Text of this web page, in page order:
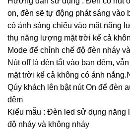
on, đèn sẽ tự động phát sáng vào
có ánh sáng chiếu vào mặt năng
thụ năng lượng mặt trời kể cả
Mode để chỉnh chế độ đèn nháy
Nút off là đèn tắt vào ban đêm,
mặt trời kể cả không có ánh
Qúy khách lên bật nút On để đèn
đêm
Kiểu mẫu : Đèn led sử dụng năng
độ nháy và không nháy